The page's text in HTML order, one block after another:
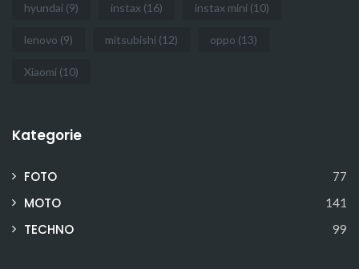
hyundai (9) instax (16) instax mini (10)
lenovo (9) mitsubishi (12) oppo (13)
Xiaomi (10)
Kategorie
FOTO 77
MOTO 141
TECHNO 99